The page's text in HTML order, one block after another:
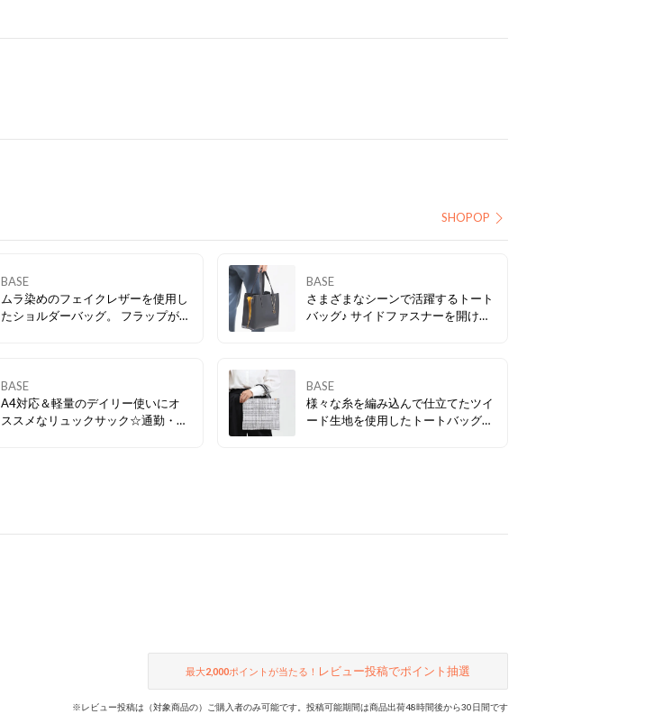
SHOPOP
BASE
ムラ染めのフェイクレザーを使用し
たショルダーバッグ。 フラップが被
メです。
BASE
さまざまなシーンで活躍するトート
バッグ♪ サイドファスナーを開ける
BASE
A4対応＆軽量のデイリー使いにオ
ススメなリュックサック☆通勤・通
BASE
様々な糸を編み込んで仕立てたツイ
ード生地を使用したトートバッグ☆
最大2,000ポイントが当たる！ レビュー投稿でポイント抽選
※レビュー投稿は（対象商品の）ご購入者のみ可能です。投稿可能期間は商品出荷48時間後から30日間です